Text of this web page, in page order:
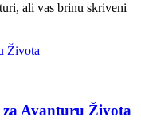
ali vas brinu skriveni
Avanturu Života